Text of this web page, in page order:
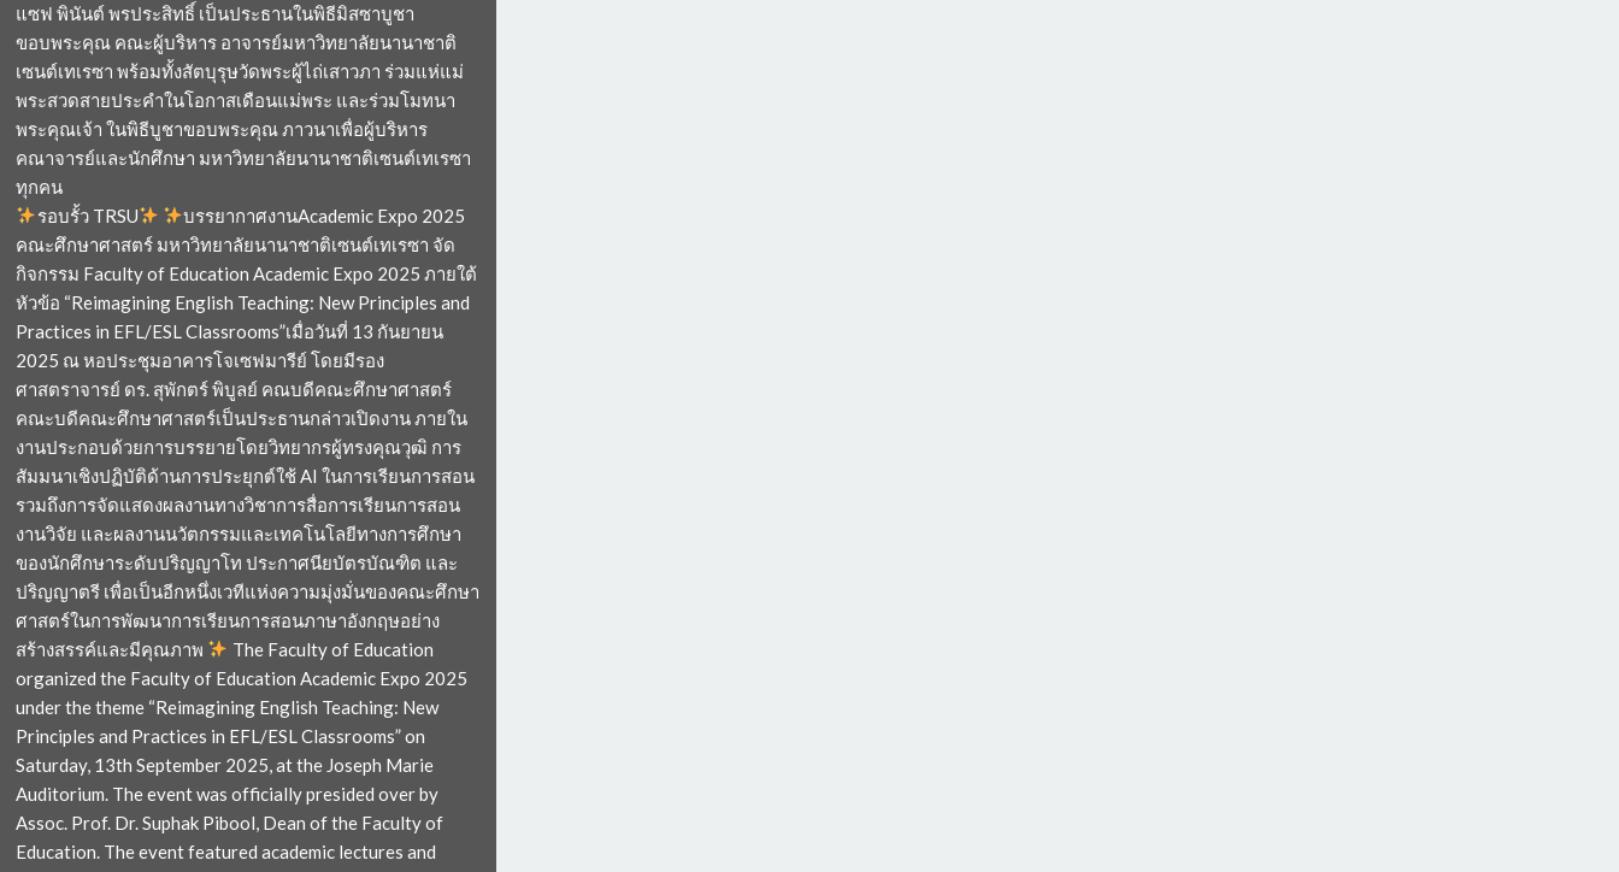
แซฟ พินันต์ พรประสิทธิ์ เป็นประธานในพิธีมิสซาบูชา
ขอบพระคุณ คณะผู้บริหาร อาจารย์มหาวิทยาลัยนานาชาติ
เซนต์เทเรซา พร้อมทั้งสัตบุรุษวัดพระผู้ไถ่เสาวภา ร่วมแห่แม่
พระสวดสายประคำในโอกาสเดือนแม่พระ และร่วมโมทนา
พระคุณเจ้า ในพิธีบูชาขอบพระคุณ ภาวนาเพื่อผู้บริหาร
คณาจารย์และนักศึกษา มหาวิทยาลัยนานาชาติเซนต์เทเรซา
ทุกคน
รอบรั้ว TRSU
บรรยากาศงานAcademic Expo 2025
คณะศึกษาศาสตร์ มหาวิทยาลัยนานาชาติเซนต์เทเรซา จัด
กิจกรรม Faculty of Education Academic Expo 2025 ภายใต้
หัวข้อ “Reimagining English Teaching: New Principles and
Practices in EFL/ESL Classrooms”เมื่อวันที่ 13 กันยายน
2025 ณ หอประชุมอาคารโจเซฟมารีย์ โดยมีรอง
ศาสตราจารย์ ดร. สุพักตร์ พิบูลย์ คณบดีคณะศึกษาศาสตร์
คณะบดีคณะศึกษาศาสตร์เป็นประธานกล่าวเปิดงาน ภายใน
งานประกอบด้วยการบรรยายโดยวิทยากรผู้ทรงคุณวุฒิ การ
สัมมนาเชิงปฏิบัติด้านการประยุกต์ใช้ AI ในการเรียนการสอน
รวมถึงการจัดแสดงผลงานทางวิชาการสื่อการเรียนการสอน
งานวิจัย และผลงานนวัตกรรมและเทคโนโลยีทางการศึกษา
ของนักศึกษาระดับปริญญาโท ประกาศนียบัตรบัณฑิต และ
ปริญญาตรี เพื่อเป็นอีกหนึ่งเวทีแห่งความมุ่งมั่นของคณะศึกษา
ศาสตร์ในการพัฒนาการเรียนการสอนภาษาอังกฤษอย่าง
สร้างสรรค์และมีคุณภาพ
The Faculty of Education
organized the Faculty of Education Academic Expo 2025
under the theme “Reimagining English Teaching: New
Principles and Practices in EFL/ESL Classrooms” on
Saturday, 13th September 2025, at the Joseph Marie
Auditorium. The event was officially presided over by
Assoc. Prof. Dr. Suphak Pibool, Dean of the Faculty of
Education. The event featured academic lectures and